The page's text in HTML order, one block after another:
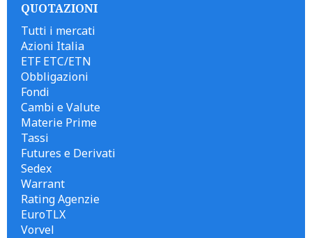
QUOTAZIONI
Tutti i mercati
Azioni Italia
ETF ETC/ETN
Obbligazioni
Fondi
Cambi e Valute
Materie Prime
Tassi
Futures e Derivati
Sedex
Warrant
Rating Agenzie
EuroTLX
Vorvel